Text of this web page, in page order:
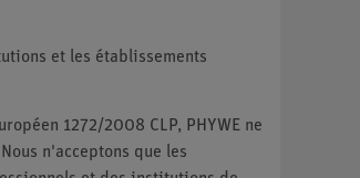
et les établissements
1272/2008 CLP, PHYWE ne
n'acceptons que les